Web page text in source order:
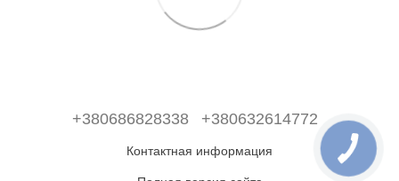
+380686828338 +380632614772
Контактная информация